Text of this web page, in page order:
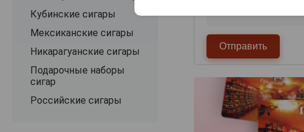
Кубинские сигары
Мексиканские сигары
Никарагуанские сигары
Подарочные наборы
сигар
Российские сигары